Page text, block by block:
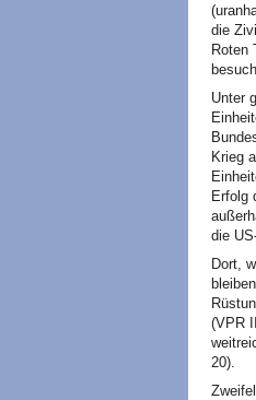
die
Roten
Unter
Krieg
Erfolg
die
Dort,
(VPR
20).